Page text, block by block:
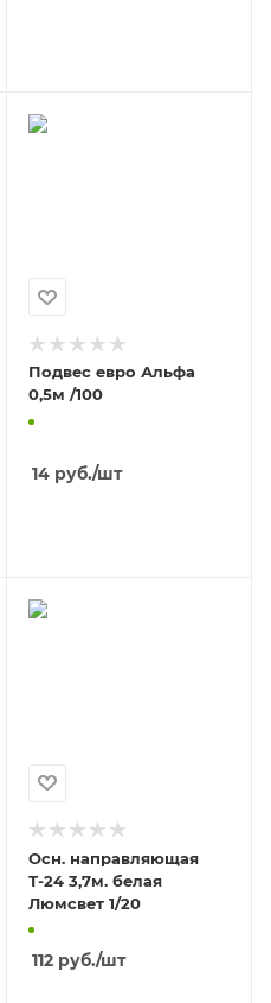
Подвес евро Альфа
0,5м /100
14руб./шт
Осн. направляющая
Т-24 3,7м. белая
Люмсвет 1/20
112руб./шт